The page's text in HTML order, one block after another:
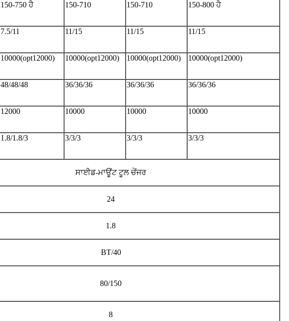
150-750 ਹੈ 150-710 150-710 150-800 ਹੈ
7.5/11 11/15 11/15 11/15
10000(opt12000) 10000(opt12000) 10000(opt12000) 10000(opt12000)
48/48/48 36/36/36 36/36/36 36/36/36
12000 10000 10000 10000
1.8/1.8/3 3/3/3 3/3/3 3/3/3
ਸਾਈਡ-ਮਾਊਂਟ ਟੂਲ ਚੇਂਜਰ
24
1.8
BT/40
80/150
8